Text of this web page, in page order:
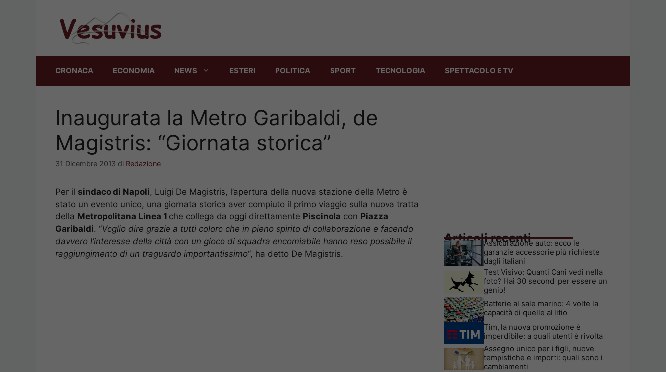
CRONACA ECONOMIA NEWS ESTERI POLITICA SPORT TECNOLOGIA SPETTACOLO E TV
Inaugurata la Metro Garibaldi, de
Magistris: “Giornata storica”
31 Dicembre 2013 di Redazione
Per il sindaco di Napoli, Luigi De Magistris, l’apertura della nuova stazione della Metro è
stato un evento unico, una giornata storica aver compiuto il primo viaggio sulla nuova tratta
della Metropolitana Linea 1 che collega da oggi direttamente Piscinola con Piazza
Garibaldi. “Voglio dire grazie a tutti coloro che in pieno spirito di collaborazione e facendo
davvero l’interesse della città con un gioco di squadra encomiabile hanno reso possibile il
raggiungimento di un traguardo importantissimo“, ha detto De Magistris.
Articoli recenti
Assicurazione auto: ecco le
garanzie accessorie più richieste
dagli italiani
Test Visivo: Quanti Cani vedi nella
foto? Hai 30 secondi per essere un
genio!
Batterie al sale marino: 4 volte la
capacità di quelle al litio
Tim, la nuova promozione è
imperdibile: a quali utenti è rivolta
Assegno unico per i figli, nuove
tempistiche e importi: quali sono i
cambiamenti